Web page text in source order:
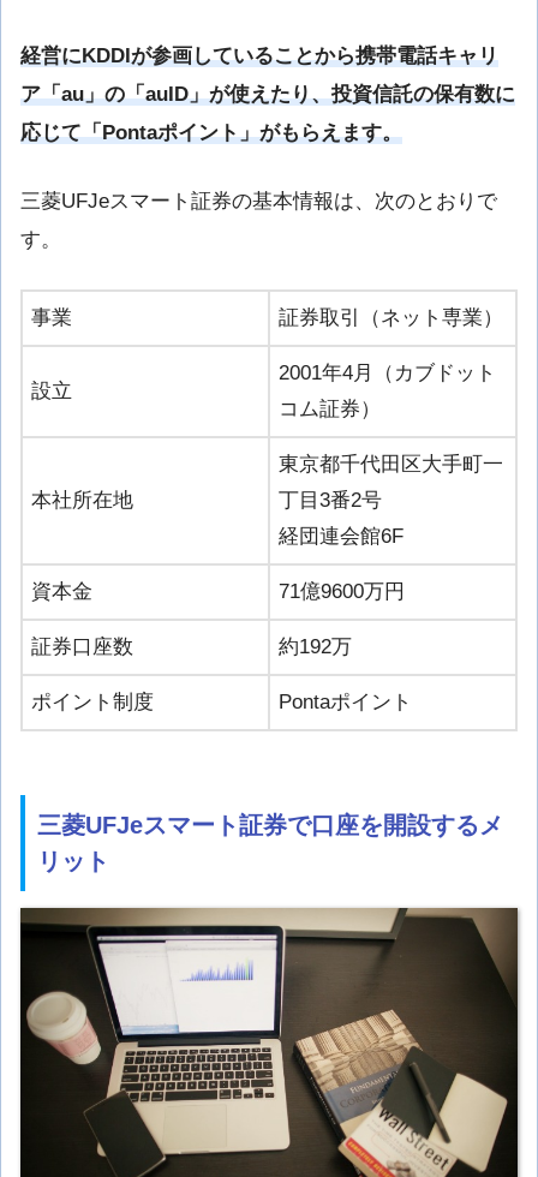
経営にKDDIが参画していることから携帯電話キャリ
ア「au」の「auID」が使えたり、投資信託の保有数に
応じて「Pontaポイント」がもらえます。
三菱UFJeスマート証券の基本情報は、次のとおりで
す。
事業 証券取引（ネット専業）
設立
2001年4月（カブドット
コム証券）
本社所在地
東京都千代田区大手町一
丁目3番2号
経団連会館6F
資本金 71億9600万円
証券口座数 約192万
ポイント制度 Pontaポイント
三菱UFJeスマート証券で口座を開設するメ
リット